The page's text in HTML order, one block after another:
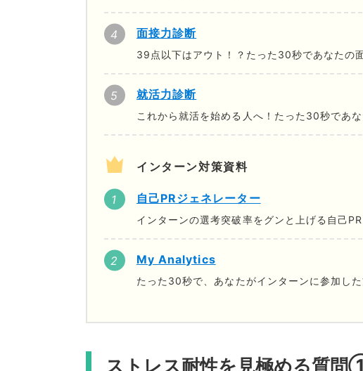
面接力診断
39点以下はアウト！？たった30秒であなたの
就活力診断
これから就活を始める人へ！たった30秒であ
インターン対策資料
自己PRジェネレーター
インターンの選考突破率をグンと上げる自己
My Analytics
たった30秒で、あなたがインターンに参加し
ストレス耐性を見極める質